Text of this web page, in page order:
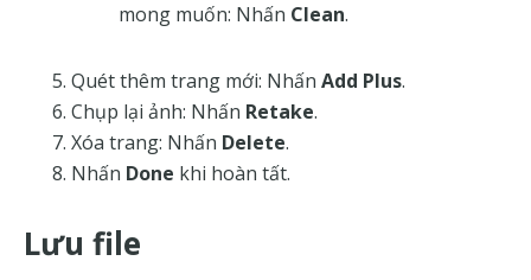
mong muốn: Nhấn Clean.
Quét thêm trang mới: Nhấn Add Plus.
Chụp lại ảnh: Nhấn Retake.
Xóa trang: Nhấn Delete.
Nhấn Done khi hoàn tất.
Lưu file